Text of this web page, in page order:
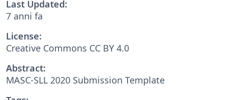
Last Updated:
7 anni fa
License:
Creative Commons CC BY 4.0
Abstract:
MASC-SLL 2020 Submission Template